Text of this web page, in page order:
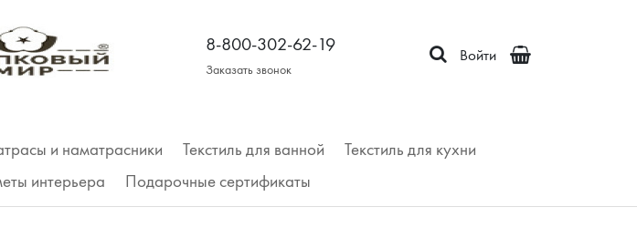
8-800-302-62-19
Заказать звонок
Войти
и наматрасники Текстиль для ванной
Текстиль для кухни
интерьера Подарочные сертификаты